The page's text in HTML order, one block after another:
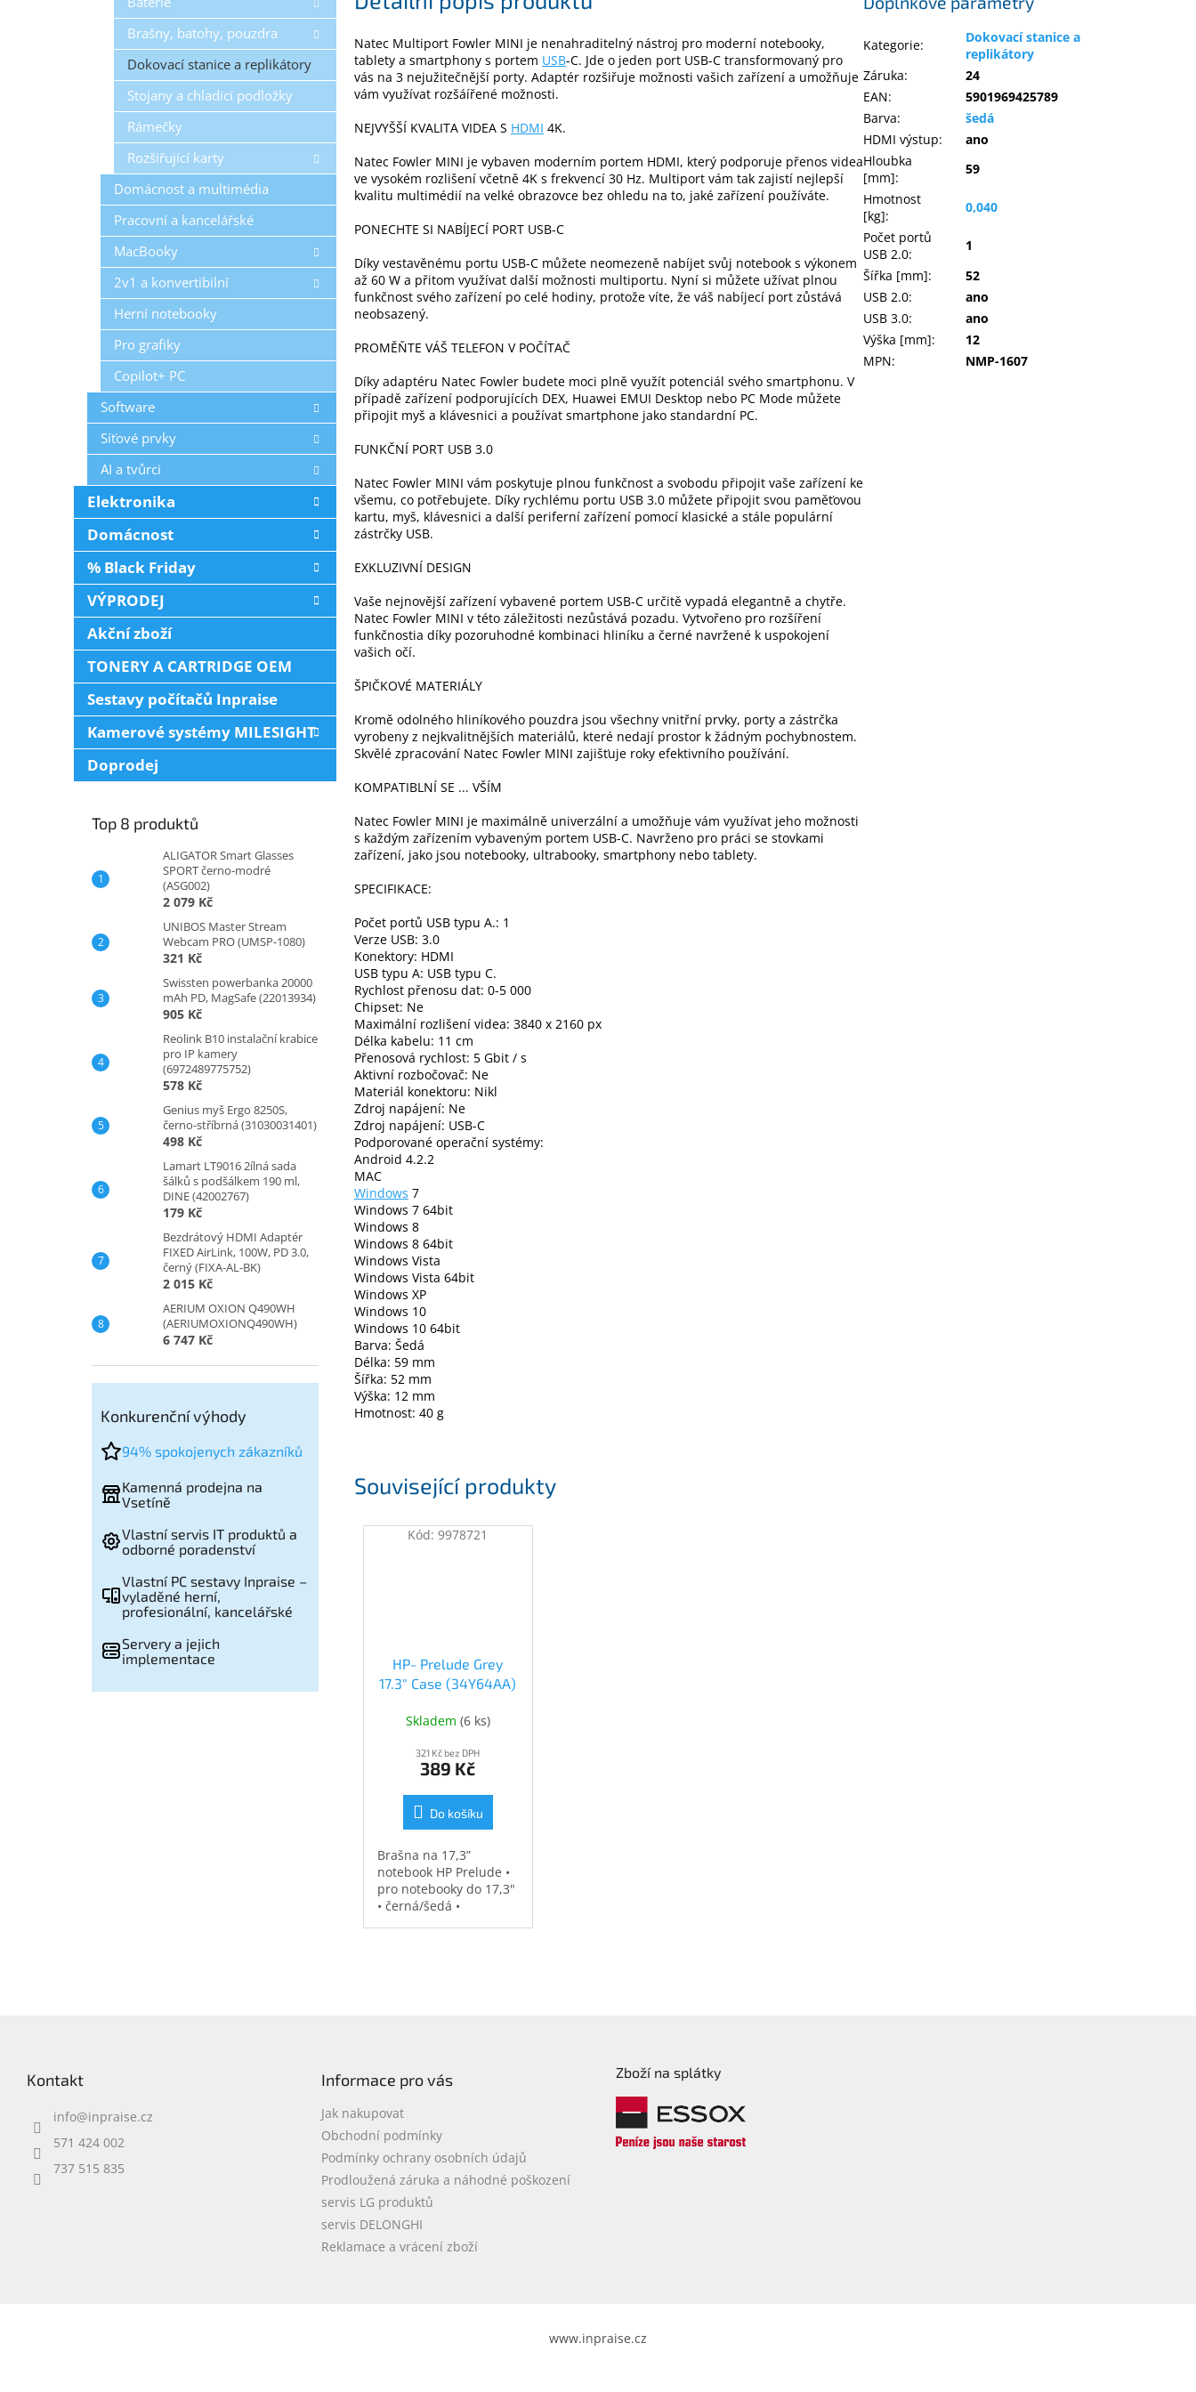
Brašny, batohy, pouzdra
Dokovací stanice a replikátory
Stojany a chladicí podložky
Rámečky
Rozšiřující karty
Domácnost a multimédia
Pracovní a kancelářské
MacBooky
2v1 a konvertibilní
Herní notebooky
Pro grafiky
Copilot+ PC
Software
Síťové prvky
AI a tvůrci
Elektronika
Domácnost
% Black Friday
VÝPRODEJ
Akční zboží
TONERY A CARTRIDGE OEM
Sestavy počítačů Inpraise
Kamerové systémy MILESIGHT
Doprodej
Top 8 produktů
ALIGATOR Smart Glasses
SPORT černo-modré
(ASG002)
2 079 Kč
UNIBOS Master Stream
Webcam PRO (UMSP-1080)
321 Kč
Swissten powerbanka 20000
mAh PD, MagSafe (22013934)
905 Kč
Reolink B10 instalační krabice
pro IP kamery
(6972489775752)
578 Kč
Genius myš Ergo 8250S,
černo-stříbrná (31030031401)
498 Kč
Lamart LT9016 2ílná sada
šálků s podšálkem 190 ml,
DINE (42002767)
179 Kč
Bezdrátový HDMI Adaptér
FIXED AirLink, 100W, PD 3.0,
černý (FIXA-AL-BK)
2 015 Kč
AERIUM OXION Q490WH
(AERIUMOXIONQ490WH)
6 747 Kč
Konkurenční výhody
94% spokojenych zákazníků
Kamenná prodejna na
Vsetíně
Vlastní servis IT produktů a
odborné poradenství
Vlastní PC sestavy Inpraise –
vyladěné herní,
profesionální, kancelářské
Servery a jejich
implementace
Související produkty
HP- Prelude Grey
17.3" Case (34Y64AA)
Skladem (6 ks)
321 Kč bez DPH
389 Kč
Do košíku
Brašna na 17,3”
notebook HP Prelude •
pro notebooky do 17,3"
• černá/šedá •
Kód:9978721
Natec Multiport Fowler MINI je nenahraditelný nástroj pro moderní notebooky,
tablety a smartphony s portem USB-C. Jde o jeden port USB-C transformovaný pro
vás na 3 nejužitečnější porty. Adaptér rozšiřuje možnosti vašich zařízení a umožňuje
vám využívat rozšáířené možnosti.
NEJVYŠŠÍ KVALITA VIDEA S HDMI 4K.
Natec Fowler MINI je vybaven moderním portem HDMI, který podporuje přenos videa
ve vysokém rozlišení včetně 4K s frekvencí 30 Hz. Multiport vám tak zajistí nejlepší
kvalitu multimédií na velké obrazovce bez ohledu na to, jaké zařízení používáte.
PONECHTE SI NABÍJECÍ PORT USB-C
Díky vestavěnému portu USB-C můžete neomezeně nabíjet svůj notebook s výkonem
až 60 W a přitom využívat další možnosti multiportu. Nyní si můžete užívat plnou
funkčnost svého zařízení po celé hodiny, protože víte, že váš nabíjecí port zůstává
neobsazený.
PROMĚŇTE VÁŠ TELEFON V POČÍTAČ
Díky adaptéru Natec Fowler budete moci plně využít potenciál svého smartphonu. V
případě zařízení podporujících DEX, Huawei EMUI Desktop nebo PC Mode můžete
připojit myš a klávesnici a používat smartphone jako standardní PC.
FUNKČNÍ PORT USB 3.0
Natec Fowler MINI vám poskytuje plnou funkčnost a svobodu připojit vaše zařízení ke
všemu, co potřebujete. Díky rychlému portu USB 3.0 můžete připojit svou paměťovou
kartu, myš, klávesnici a další periferní zařízení pomocí klasické a stále populární
zástrčky USB.
EXKLUZIVNÍ DESIGN
Vaše nejnovější zařízení vybavené portem USB-C určitě vypadá elegantně a chytře.
Natec Fowler MINI v této záležitosti nezůstává pozadu. Vytvořeno pro rozšíření
funkčnostia díky pozoruhodné kombinaci hliníku a černé navržené k uspokojení
vašich očí.
ŠPIČKOVÉ MATERIÁLY
Kromě odolného hliníkového pouzdra jsou všechny vnitřní prvky, porty a zástrčka
vyrobeny z nejkvalitnějších materiálů, které nedají prostor k žádným pochybnostem.
Skvělé zpracování Natec Fowler MINI zajišťuje roky efektivního používání.
KOMPATIBLNÍ SE ... VŠÍM
Natec Fowler MINI je maximálně univerzální a umožňuje vám využívat jeho možnosti
s každým zařízením vybaveným portem USB-C. Navrženo pro práci se stovkami
zařízení, jako jsou notebooky, ultrabooky, smartphony nebo tablety.
SPECIFIKACE:
Počet portů USB typu A.: 1
Verze USB: 3.0
Konektory: HDMI
USB typu A: USB typu C.
Rychlost přenosu dat: 0-5 000
Chipset: Ne
Maximální rozlišení videa: 3840 x 2160 px
Délka kabelu: 11 cm
Přenosová rychlost: 5 Gbit / s
Aktivní rozbočovač: Ne
Materiál konektoru: Nikl
Zdroj napájení: Ne
Zdroj napájení: USB-C
Podporované operační systémy:
Android 4.2.2
MAC
Windows 7
Windows 7 64bit
Windows 8
Windows 8 64bit
Windows Vista
Windows Vista 64bit
Windows XP
Windows 10
Windows 10 64bit
Barva: Šedá
Délka: 59 mm
Šířka: 52 mm
Výška: 12 mm
Hmotnost: 40 g
Kategorie:
Dokovací stanice a
replikátory
Záruka:
24
EAN:
5901969425789
Barva:
šedá
HDMI výstup:
ano
Hloubka
[mm]:
59
Hmotnost
[kg]:
0,040
Počet portů
USB 2.0:
1
Šířka [mm]:
52
USB 2.0:
ano
USB 3.0:
ano
Výška [mm]:
12
MPN: NMP-1607
Kontakt
info@inpraise.cz
571 424 002
737 515 835
Informace pro vás
Jak nakupovat
Obchodní podmínky
Podmínky ochrany osobních údajů
Prodloužená záruka a náhodné poškození
servis LG produktů
servis DELONGHI
Reklamace a vrácení zboží
Zboží na splátky
www.inpraise.cz